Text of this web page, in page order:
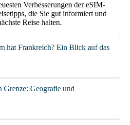
Verbesserungen der eSIM-
die Sie gut informiert und
Reise halten.
hat Frankreich? Ein Blick auf das
Grenze: Geografie und